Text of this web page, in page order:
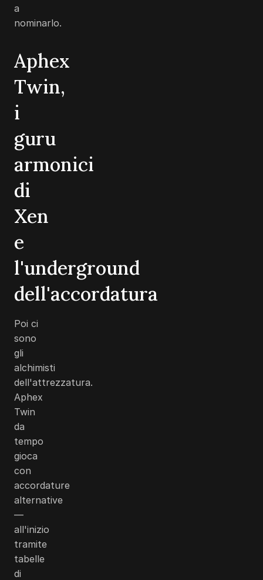
a
nominarlo.
Aphex
Twin,
i
guru
armonici
di
Xen
e
l'underground
dell'accordatura
Poi ci
sono
gli
alchimisti
dell'attrezzatura.
Aphex
Twin
da
tempo
gioca
con
accordature
alternative
—
all'inizio
tramite
tabelle
di